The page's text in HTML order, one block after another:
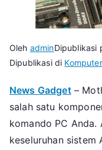
Oleh adminDipublikasi
Dipublikasi di Komputer
News Gadget–
salah satu
komando PC
keseluruhan sistem